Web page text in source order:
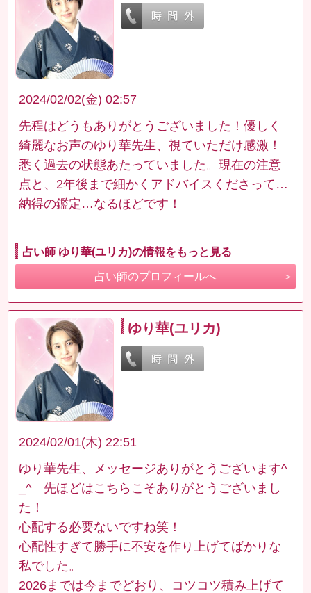
2024/02/02(金) 02:57
先程はどうもありがとうございました！優しく
綺麗なお声のゆり華先生、視ていただけ感激！
悉く過去の状態あたっていました。現在の注意
点と、2年後まで細かくアドバイスくださって…
納得の鑑定…なるほどです！
占い師 ゆり華(ユリカ)の情報をもっと見る
占い師のプロフィールへ
ゆり華(ユリカ)
2024/02/01(木) 22:51
ゆり華先生、メッセージありがとうございます^
_^ 先ほどはこちらこそありがとうございまし
た！
心配する必要ないですね笑！
心配性すぎて勝手に不安を作り上げてばかりな
私でした。
2026までは今までどおり、コツコツ積み上げて